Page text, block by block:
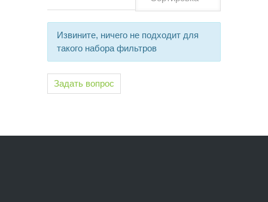
Извините, ничего не подходит для
такого набора фильтров
Задать вопрос